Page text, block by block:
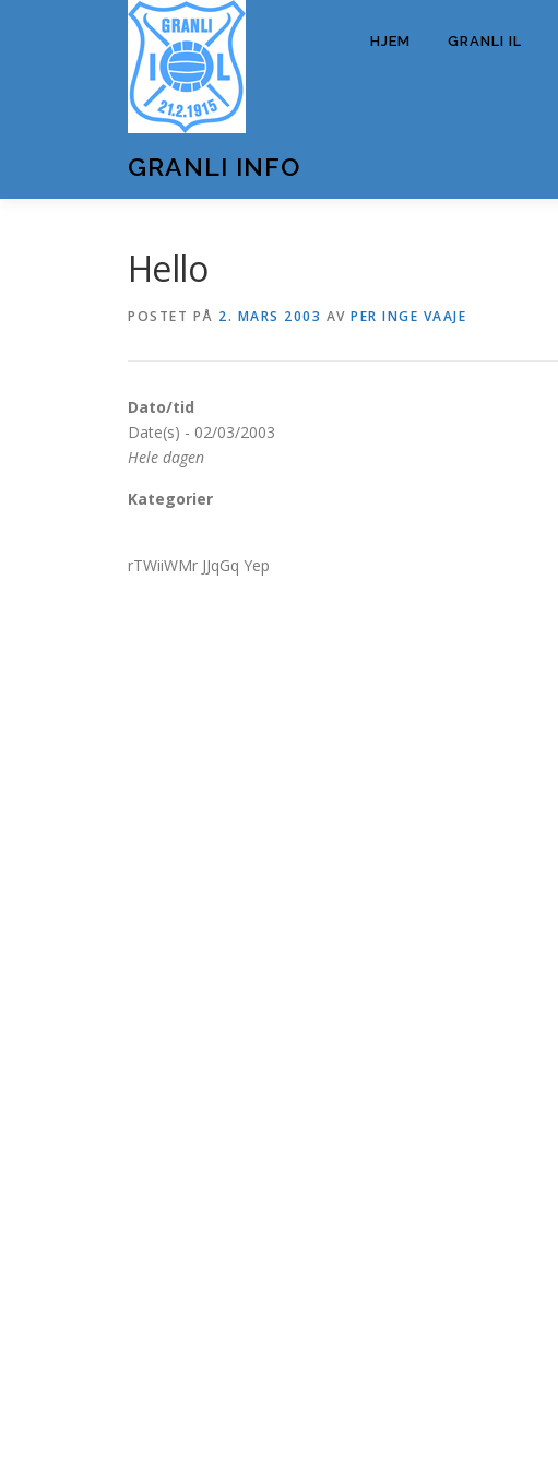
GRANLI INFO
HJEM GRANLI IL
Hello
POSTET PÅ 2. MARS 2003 AV PER INGE VAAJE
Dato/tid
Date(s) - 02/03/2003
Hele dagen
Kategorier
rTWiiWMr JJqGq Yep